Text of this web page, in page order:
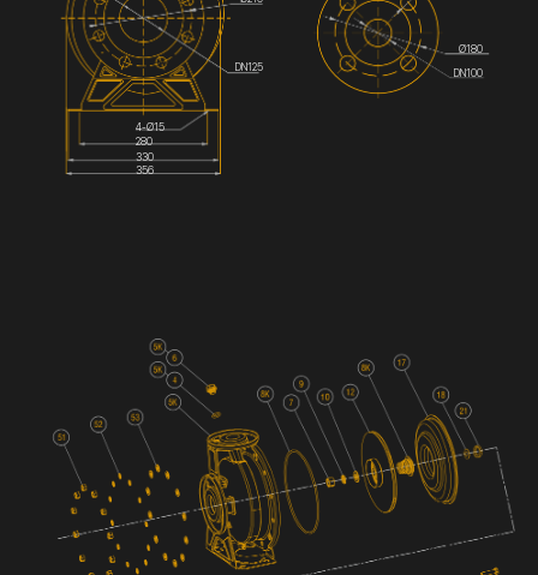
DN125
DN100
4-Ø15
280
330
356
Ø180